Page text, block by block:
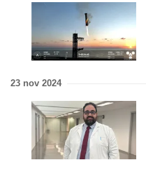
23 nov 2024